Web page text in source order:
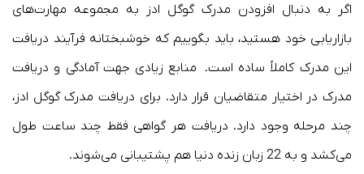
اگر به دنبال افزودن مدرک گوگل ادز به مجموعه مهارت‌های
بازاریابی خود هستید، باید بگوییم که خوشبختانه فرآیند دریافت
این مدرک کاملاً ساده است. منابع زیادی جهت آمادگی و دریافت
مدرک در اختیار متقاضیان قرار دارد. برای دریافت مدرک گوگل ادز،
چند مرحله وجود دارد. دریافت هر گواهی فقط چند ساعت طول
می‌کشد و به 22 زبان زنده دنیا هم پشتیبانی می‌شوند.